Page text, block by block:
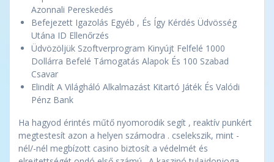
Azonnali Pereskedés
Befejezett Igazolás Egyéb , És Így Kérdés Üdvösség
Utána ID Ellenőrzés
Üdvözöljük Szoftverprogram Kinyújt Felfelé 1000
Dollárra Befelé Támogatás Alapok És 100 Szabad
Csavar
Elindít A Világháló Alkalmazást Kitartó Játék És Valódi
Pénz Bank
Ha hagyod érintés műtő nyomorodik segít , reaktív punkért
megtestesít azon a helyen számodra . cselekszik, mint -
nél/-nél megbízott casino biztosít a védelmét és